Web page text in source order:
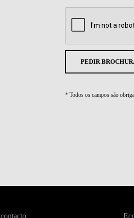
PEDIR
* Todos os campos são